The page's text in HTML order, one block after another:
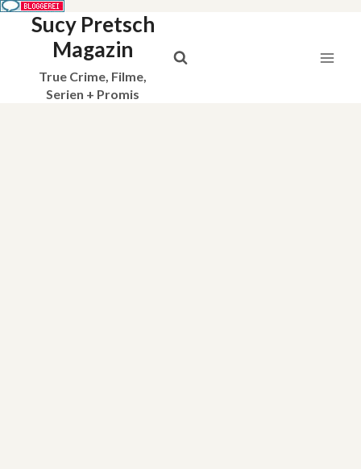
Sucy Pretsch
Magazin
True Crime, Filme,
Serien + Promis